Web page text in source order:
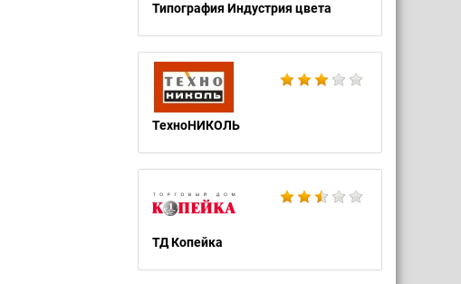
Типография Индустрия цвета
ТехноНИКОЛЬ
ТД Копейка